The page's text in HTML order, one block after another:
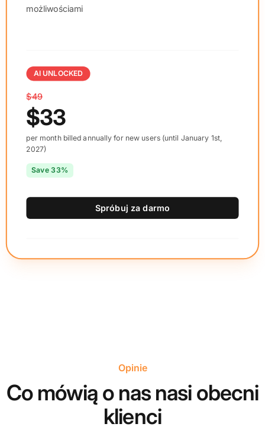
możliwościami
AI UNLOCKED
$49
$33
per month billed annually for new users (until January 1st,
2027)
Save 33%
Spróbuj za darmo
Opinie
Co mówią o nas nasi obecni
klienci